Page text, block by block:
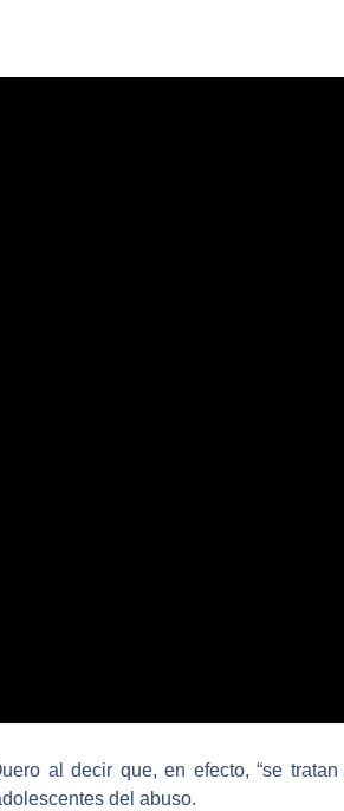
al decir que, en efecto, “se tratan
del abuso.